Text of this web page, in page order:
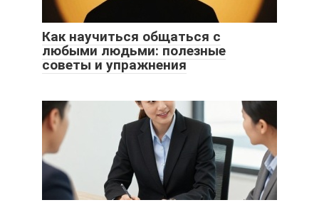
Как научиться общаться с
любыми людьми: полезные
советы и упражнения